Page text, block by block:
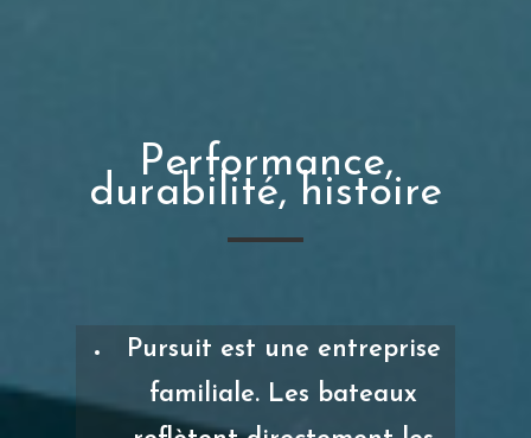
Performance,
durabilité, histoire
Pursuit est une entreprise
familiale. Les bateaux